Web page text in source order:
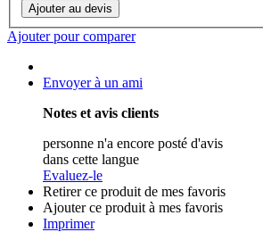
Ajouter au devis
Ajouter pour comparer
Envoyer à un ami
Notes et avis clients
personne n'a encore posté d'avis
dans cette langue
Evaluez-le
Retirer ce produit de mes favoris
Ajouter ce produit à mes favoris
Imprimer